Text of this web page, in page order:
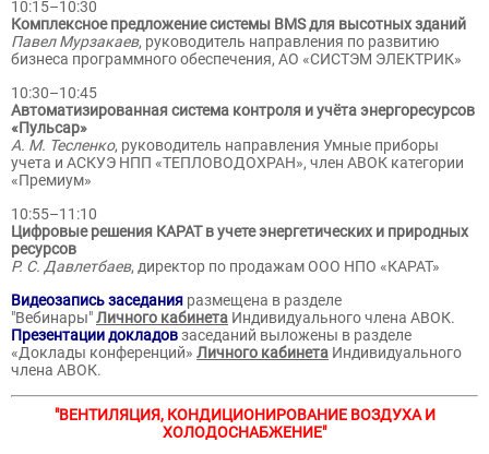
10:15–10:30
Комплексное предложение системы BMS для высотных зданий
Павел Мурзакаев, руководитель направления по развитию
бизнеса программного обеспечения, АО «СИСТЭМ ЭЛЕКТРИК»
10:30–10:45
Автоматизированная система контроля и учёта энергоресурсов
«Пульсар»
А. М. Тесленко, руководитель направления Умные приборы
учета и АСКУЭ НПП «ТЕПЛОВОДОХРАН», член АВОК категории
«Премиум»
10:55–11:10
Цифровые решения КАРАТ в учете энергетических и природных
ресурсов
Р. С. Давлетбаев, директор по продажам ООО НПО «КАРАТ»
Видеозапись заседания размещена в разделе
"Вебинары"Личного кабинета Индивидуального члена АВОК.
Презентации докладовзаседаний выложены в разделе
«Доклады конференций» Личного кабинета Индивидуального
члена АВОК.
"ВЕНТИЛЯЦИЯ, КОНДИЦИОНИРОВАНИЕ ВОЗДУХА И
ХОЛОДОСНАБЖЕНИЕ"